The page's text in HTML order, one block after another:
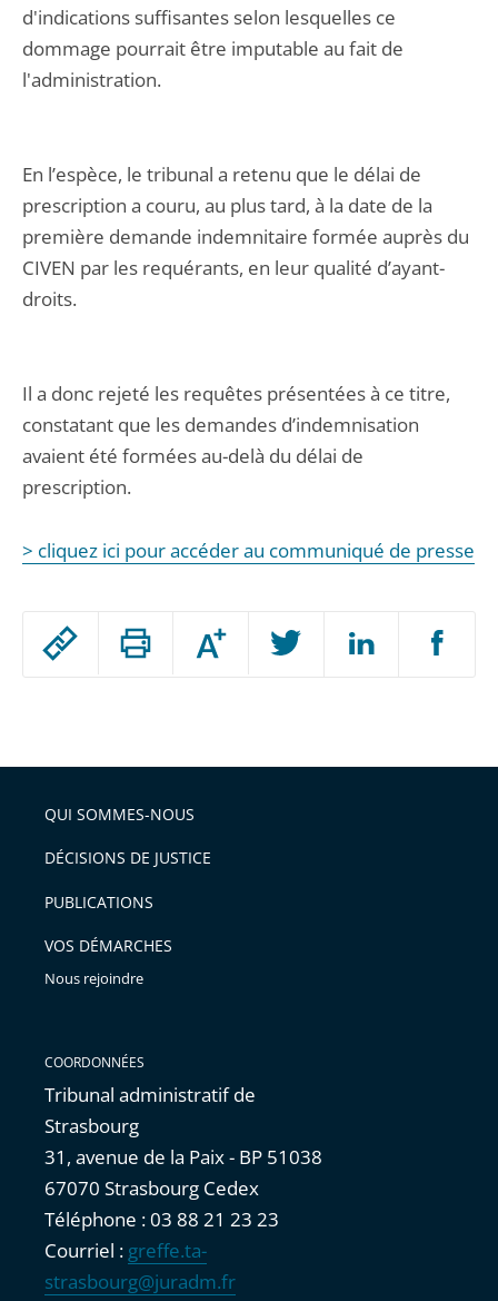
Passer
arriver
après
Augmenter
ou
l'article
pour
avant
d'indications suffisantes selon lesquelles ce
dommage pourrait être imputable au fait de
l'administration.
En l’espèce, le tribunal a retenu que le délai de
prescription a couru, au plus tard, à la date de la
première demande indemnitaire formée auprès du
CIVEN par les requérants, en leur qualité d’ayant-
droits.
Il a donc rejeté les requêtes présentées à ce titre,
constatant que les demandes d’indemnisation
avaient été formées au-delà du délai de
prescription.
> cliquez ici pour accéder au communiqué de presse
QUI SOMMES-NOUS
DÉCISIONS DE JUSTICE
PUBLICATIONS
VOS DÉMARCHES
Nous rejoindre
COORDONNÉES
Tribunal administratif de
Strasbourg
31, avenue de la Paix - BP 51038
67070 Strasbourg Cedex
Téléphone : 03 88 21 23 23
Courriel : greffe.ta-
strasbourg@juradm.fr